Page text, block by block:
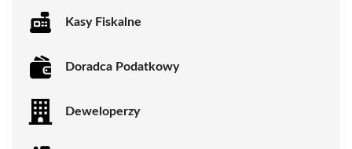
Kasy Fiskalne
Doradca Podatkowy
Deweloperzy